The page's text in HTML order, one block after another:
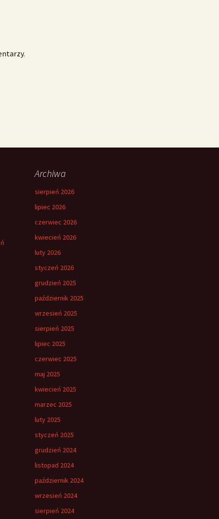
Archiwa
sierpień 2026
lipiec 2026
czerwiec 2026
kwiecień 2026
luty 2026
styczeń 2026
grudzień 2025
październik 2025
wrzesień 2025
sierpień 2025
lipiec 2025
czerwiec 2025
maj 2025
kwiecień 2025
marzec 2025
luty 2025
styczeń 2025
grudzień 2024
listopad 2024
październik 2024
wrzesień 2024
sierpień 2024